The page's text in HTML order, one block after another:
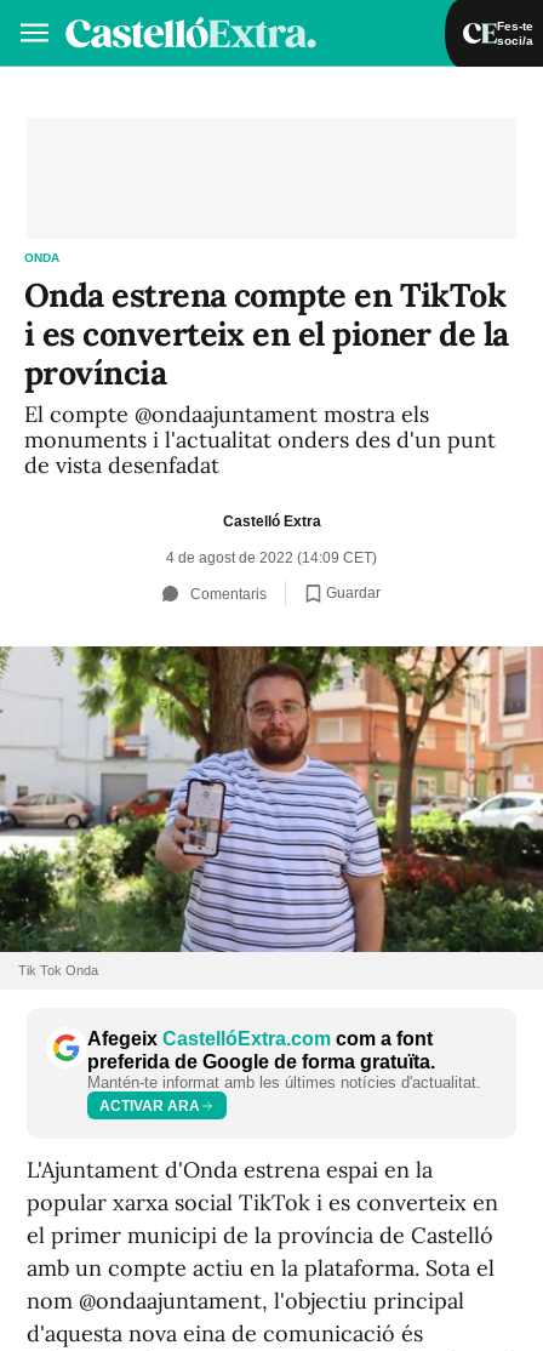
Fes-te
soci/a
ONDA
Onda estrena compte en TikTok
i es converteix en el pioner de la
província
El compte @ondaajuntament mostra els
monuments i l'actualitat onders des d'un punt
de vista desenfadat
Castelló Extra
4 de agost de 2022 (14:09 CET)
Comentaris Guardar
Tik Tok Onda
Afegeix CastellóExtra.com com a font
preferida de Google de forma gratuïta.
Mantén-te informat amb les últimes notícies d'actualitat.
ACTIVAR ARA
L'Ajuntament d'Onda estrena espai en la
popular xarxa social TikTok i es converteix en
el primer municipi de la província de Castelló
amb un compte actiu en la plataforma. Sota el
nom @ondaajuntament, l'objectiu principal
d'aquesta nova eina de comunicació és